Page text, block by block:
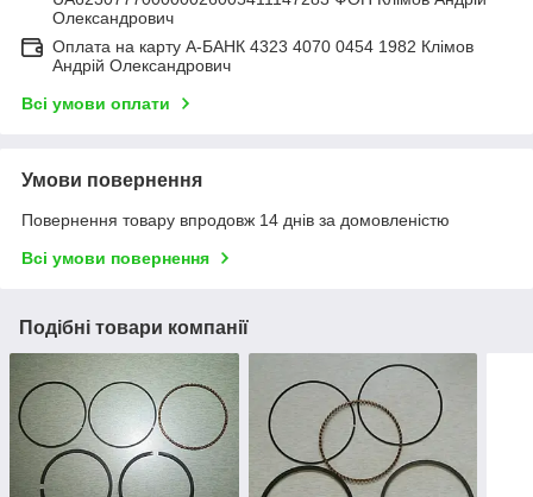
Олександрович
Оплата на карту А-БАНК 4323 4070 0454 1982 Клімов
Андрій Олександрович
Всі умови оплати
Умови повернення
Повернення товару впродовж 14 днів за домовленістю
Всі умови повернення
Подібні товари компанії